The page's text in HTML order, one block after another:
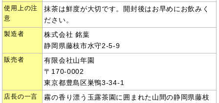
使用上の注
意
抹茶は鮮度が大切です。開封後はお早めにお飲みく
ださい。
製造者
株式会社 銘葉
静岡県藤枝市水守2-5-9
販売者
有限会社山年園
〒170-0002
東京都豊島区巣鴨3-34-1
店長の一言
霧の香り漂う玉露茶園に囲まれた山間の静岡県藤枝